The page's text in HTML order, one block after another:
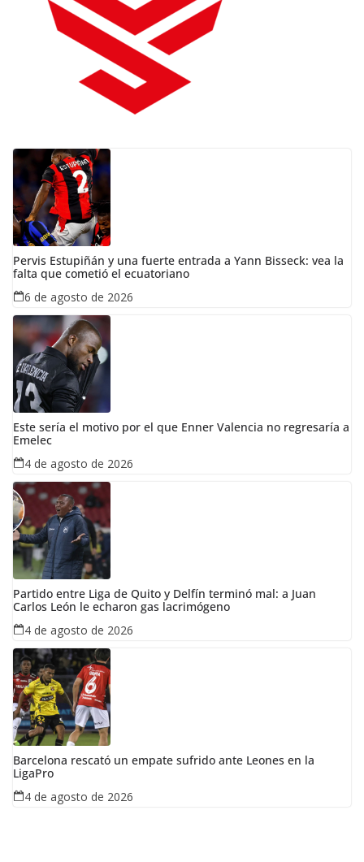
Pervis Estupiñán y una fuerte entrada a Yann Bisseck: vea la
falta que cometió el ecuatoriano
6 de agosto de 2026
Este sería el motivo por el que Enner Valencia no regresaría a
Emelec
4 de agosto de 2026
Partido entre Liga de Quito y Delfín terminó mal: a Juan
Carlos León le echaron gas lacrimógeno
4 de agosto de 2026
Barcelona rescató un empate sufrido ante Leones en la
LigaPro
4 de agosto de 2026